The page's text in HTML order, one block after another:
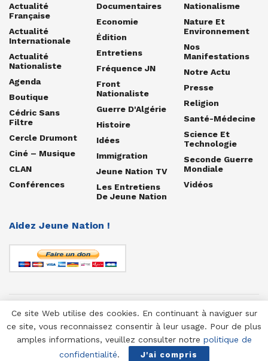
Actualité
Française
Actualité
Internationale
Actualité
Nationaliste
Agenda
Boutique
Cédric Sans
Filtre
Cercle Drumont
Ciné – Musique
CLAN
Conférences
Documentaires
Economie
Édition
Entretiens
Fréquence JN
Front
Nationaliste
Guerre D'Algérie
Histoire
Idées
Immigration
Jeune Nation TV
Les Entretiens
De Jeune Nation
Nationalisme
Nature Et
Environnement
Nos
Manifestations
Notre Actu
Presse
Religion
Santé-Médecine
Science Et
Technologie
Seconde Guerre
Mondiale
Vidéos
Aidez Jeune Nation !
© 1958-2025 Jeune Nation
Ce site Web utilise des cookies. En continuant à naviguer sur
ce site, vous reconnaissez consentir à leur usage. Pour de plus
amples informations, veuillez consulter notre politique de
confidentialité. J'ai compris